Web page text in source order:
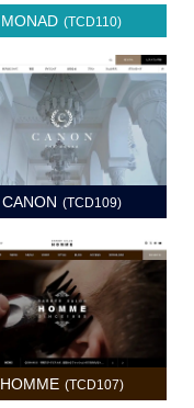
MONAD (TCD110)
CANON (TCD109)
HOMME (TCD107)